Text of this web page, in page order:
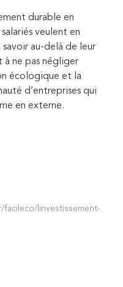
durable en
veulent en
au-delà de leur
à ne pas négliger
écologique et la
d’entreprises qui
en externe.
linvestissement-